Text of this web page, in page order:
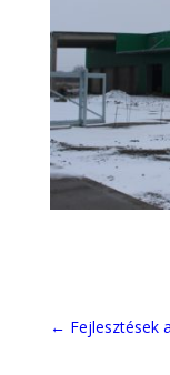
← Fejlesztések